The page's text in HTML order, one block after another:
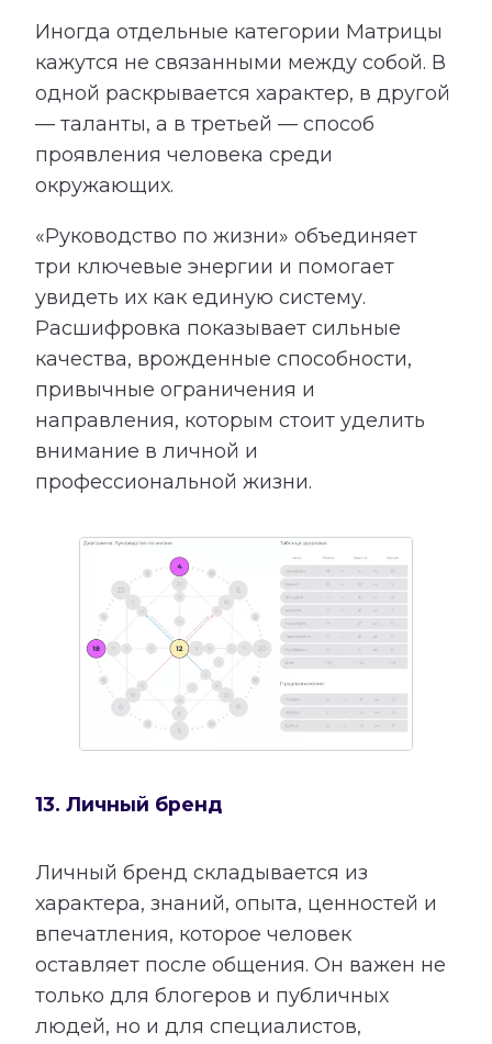
Иногда отдельные категории Матрицы
кажутся не связанными между собой. В
одной раскрывается характер, в другой
— таланты, а в третьей — способ
проявления человека среди
окружающих.
«Руководство по жизни» объединяет
три ключевые энергии и помогает
увидеть их как единую систему.
Расшифровка показывает сильные
качества, врожденные способности,
привычные ограничения и
направления, которым стоит уделить
внимание в личной и
профессиональной жизни.
13. Личный бренд
Личный бренд складывается из
характера, знаний, опыта, ценностей и
впечатления, которое человек
оставляет после общения. Он важен не
только для блогеров и публичных
людей, но и для специалистов,